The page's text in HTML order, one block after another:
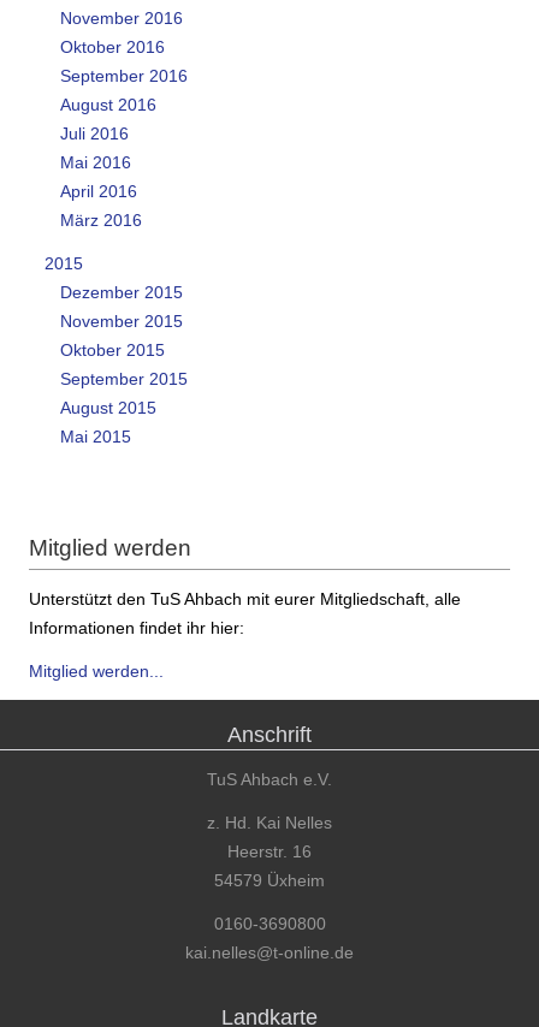
November 2016
Oktober 2016
September 2016
August 2016
Juli 2016
Mai 2016
April 2016
März 2016
2015
Dezember 2015
November 2015
Oktober 2015
September 2015
August 2015
Mai 2015
Mitglied werden
Unterstützt den TuS Ahbach mit eurer Mitgliedschaft, alle
Informationen findet ihr hier:
Mitglied werden...
Anschrift
TuS Ahbach e.V.
z. Hd. Kai Nelles
Heerstr. 16
54579 Üxheim
0160-3690800
kai.nelles@t-online.de
Landkarte